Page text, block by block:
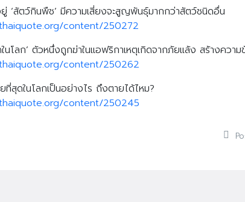
‘สัตว์กินพืช’ มีความเสี่ยงจะสูญพันธุ์มากกว่าสัตว์ชนิดอื่น
content/250272
นโลก’ ตัวหนึ่งถูกฆ่าในแอฟริกาเหตุเกิดจากภัยแล้ง สร้างคว
content/250262
ที่สุดในโลกเป็นอย่างไร ถึงตายได้ไหม?
content/250245